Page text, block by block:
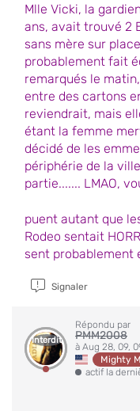
Mlle Vicki, la
ans, avait trouvé 2
sans mère sur
probablement fait
remarqués le
entre des cartons
reviendrait, mais
étant la femme
décidé de les
périphérie de la
partie....... LMAO,
puent autant que
Rodeo sentait
sent probablement
Signaler
Interdit
Répondu par
PMM2008
à Aug 28, 09,
Mighty
actif la